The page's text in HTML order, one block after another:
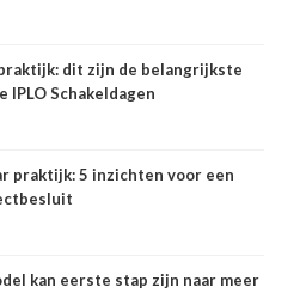
dit zijn de belangrijkste
IPLO Schakeldagen
praktijk: 5 inzichten voor een
kan eerste stap zijn naar meer